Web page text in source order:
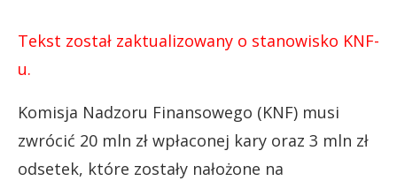
Tekst został zaktualizowany o stanowisko KNF-
u.
Komisja Nadzoru Finansowego (KNF) musi
zwrócić 20 mln zł wpłaconej kary oraz 3 mln zł
odsetek, które zostały nałożone na